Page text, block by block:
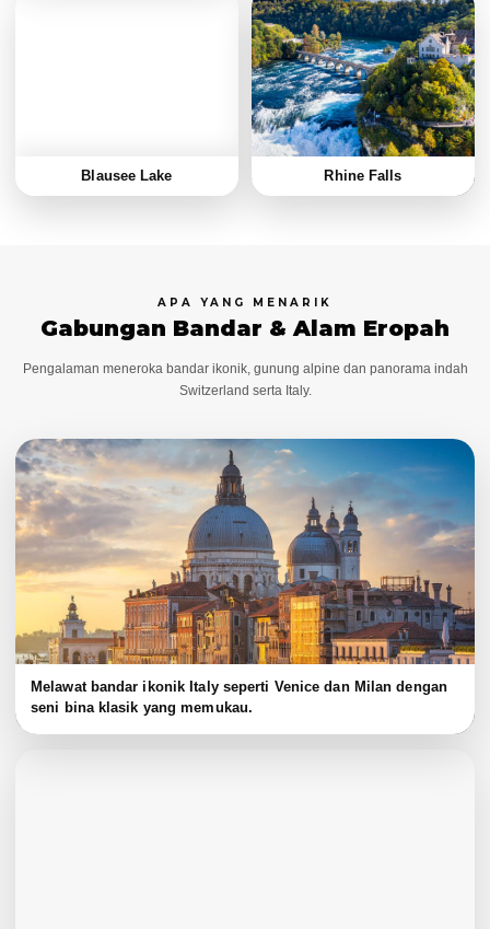
Blausee Lake Rhine Falls
APA YANG MENARIK
Gabungan Bandar & Alam Eropah
Pengalaman meneroka bandar ikonik, gunung alpine dan panorama indah
Switzerland serta Italy.
Melawat bandar ikonik Italy seperti Venice dan Milan dengan
seni bina klasik yang memukau.